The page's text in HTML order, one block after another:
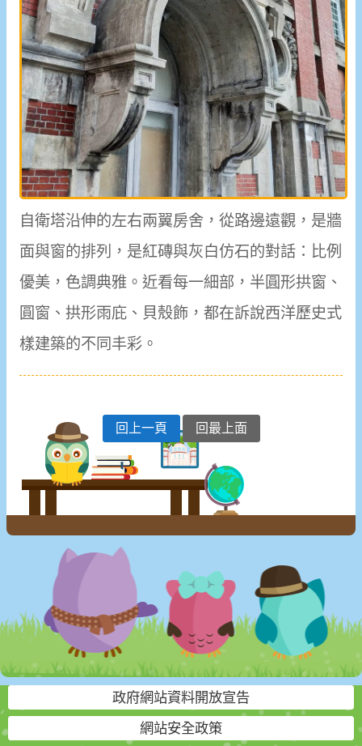
自衛塔沿伸的左右兩翼房舍，從路邊遠觀，是牆
面與窗的排列，是紅磚與灰白仿石的對話：比例
優美，色調典雅。近看每一細部，半圓形拱窗、
圓窗、拱形雨庇、貝殼飾，都在訴說西洋歷史式
樣建築的不同丰彩。
回上一頁 回最上面
政府網站資料開放宣告
網站安全政策